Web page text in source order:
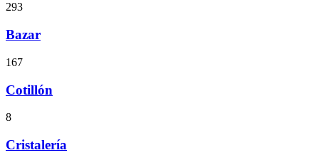
293
Bazar
167
Cotillón
8
Cristalería